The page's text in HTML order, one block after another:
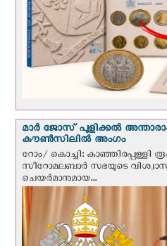
മാർ ജോസ് പുളിക്കൽ
കൗൺസിലിൽ അംഗം
റോം/ കൊച്ചി: കാഞ്ഞിരപ്പള്ളി
സീറോമലബാർ സഭയുടെ
ചെയർമാനുമായ...